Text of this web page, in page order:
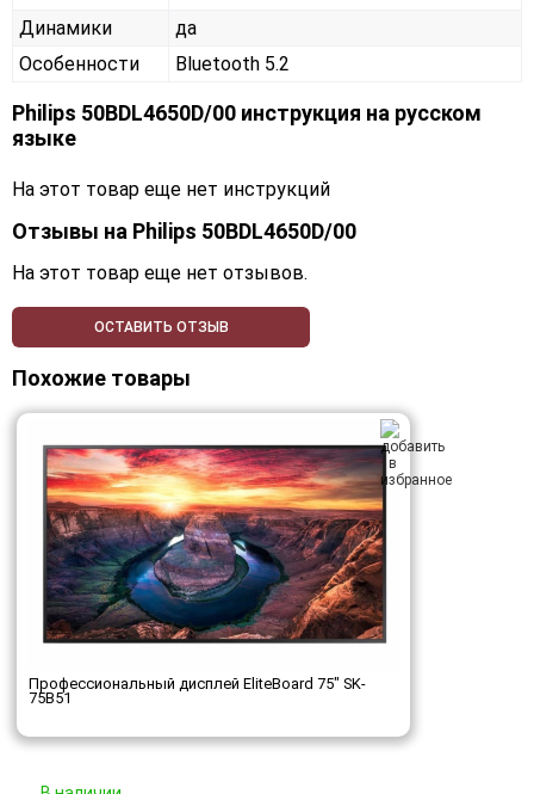
Динамики
да
Особенности
Bluetooth 5.2
Philips 50BDL4650D/00 инструкция на русском
языке
На этот товар еще нет инструкций
Отзывы на Philips 50BDL4650D/00
На этот товар еще нет отзывов.
ОСТАВИТЬ ОТЗЫВ
Похожие товары
Профессиональный дисплей EliteBoard 75" SK-
75B51